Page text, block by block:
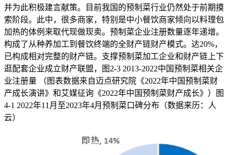
并为此积极建言献策。目前我国的预制菜行业仍然处于前期摸
索阶段。此中，很多商家，特别是中小餐饮商家倾向以料理包
加热的体例来取代现做现卖。预制菜企业注册数量逐年递增。
构成了从种养加工到餐饮终端的全财产链财产模式。达20%，
已构成相对完整的财产链。支撑预制菜加工企业和财产链上下
逛配套企业成立财产联盟，图2-3 2013-2022中国预制菜相关企
业注册量 （图表数据来自迈点研究院《2022年中国预制菜财
产成长演讲》和艾媒征询《2022年中国预制菜财产成长》）图
4-1 2022年11月至2023年4月预制菜口碑分布（数据来历：人
云）